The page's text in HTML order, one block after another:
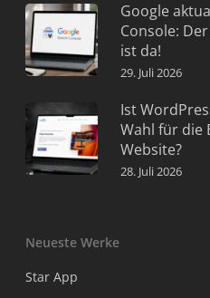
Google
Console:
ist da!
29. Juli 2026
Ist
Wahl für die
Website?
28. Juli 2026
Neueste Werke
Star App